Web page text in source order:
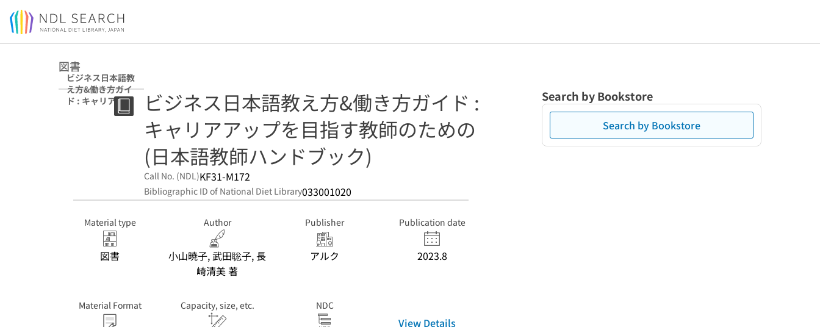
Jump to main content
図書
ビジネス日本語教
え方&働き方ガイ
ド : キャリアアッ
プを目指す教師の
ビジネス日本語教え方&働き方ガイド :
キャリアアップを目指す教師のための
(日本語教師ハンドブック)
Call No. (NDL)KF31-M172
Bibliographic ID of National Diet Library033001020
Material type
図書
Author
小山暁子, 武田聡子, 長
崎清美 著
Publisher
アルク
Publication date
2023.8
Material Format Capacity, size, etc. NDC
View Details
Search by Bookstore
Search by Bookstore